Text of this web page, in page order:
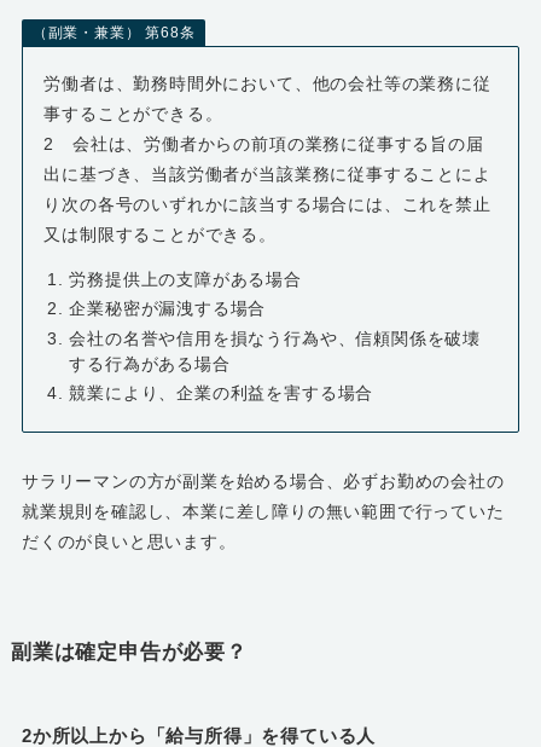
（副業・兼業） 第68条
労働者は、勤務時間外において、他の会社等の業務に従
事することができる。
2 会社は、労働者からの前項の業務に従事する旨の届
出に基づき、当該労働者が当該業務に従事することによ
り次の各号のいずれかに該当する場合には、これを禁止
又は制限することができる。
労務提供上の支障がある場合
企業秘密が漏洩する場合
会社の名誉や信用を損なう行為や、信頼関係を破壊
する行為がある場合
競業により、企業の利益を害する場合
サラリーマンの方が副業を始める場合、必ずお勤めの会社の
就業規則を確認し、本業に差し障りの無い範囲で行っていた
だくのが良いと思います。
副業は確定申告が必要？
2か所以上から「給与所得」を得ている人